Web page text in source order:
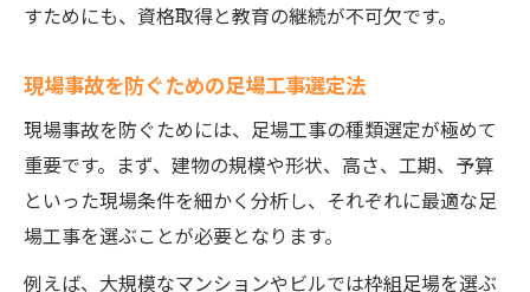
すためにも、資格取得と教育の継続が不可欠です。
現場事故を防ぐための足場工事選定法
現場事故を防ぐためには、足場工事の種類選定が極めて
重要です。まず、建物の規模や形状、高さ、工期、予算
といった現場条件を細かく分析し、それぞれに最適な足
場工事を選ぶことが必要となります。
例えば、大規模なマンションやビルでは枠組足場を選ぶ